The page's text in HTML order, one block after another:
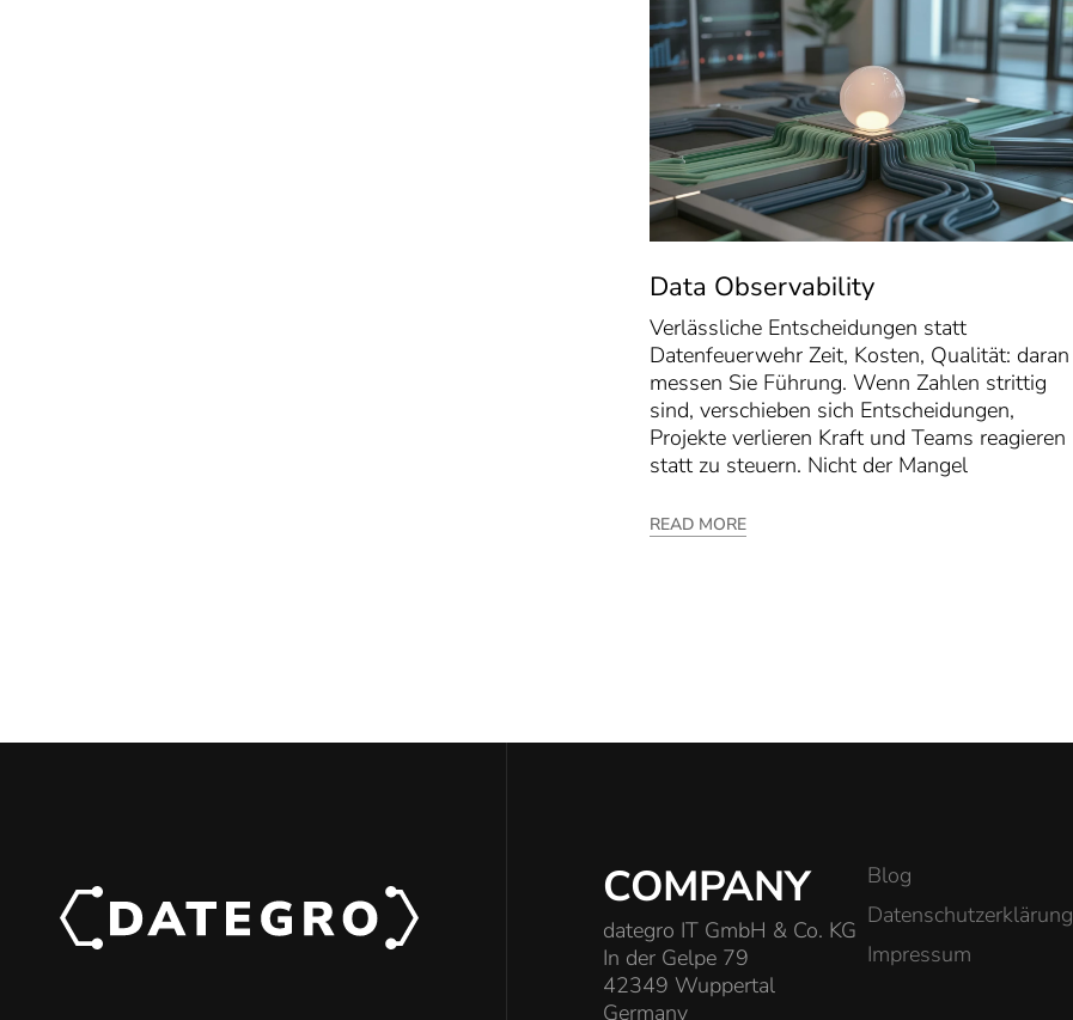
Data Observability
Verlässliche Entscheidungen statt
Datenfeuerwehr Zeit, Kosten, Qualität: daran
messen Sie Führung. Wenn Zahlen strittig
sind, verschieben sich Entscheidungen,
Projekte verlieren Kraft und Teams reagieren
statt zu steuern. Nicht der Mangel
READ MORE
COMPANY
dategro IT GmbH & Co. KG
In der Gelpe 79
42349 Wuppertal
Germany
Blog
Datenschutzerklärung
Impressum